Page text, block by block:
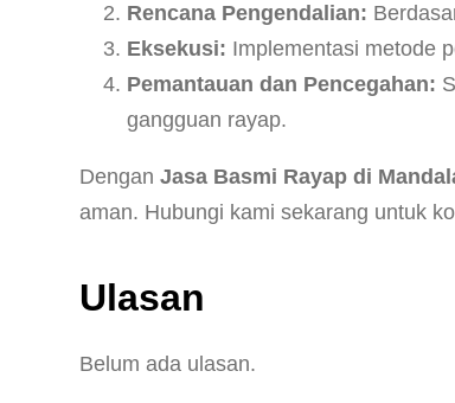
Rencana Pengendalian:
Eksekusi: Implementasi metode
Pemantauan dan Pencegahan:
gangguan rayap.
DenganJasa Basmi Rayap di
aman. Hubungi kami sekarang untuk
Ulasan
Belum ada ulasan.